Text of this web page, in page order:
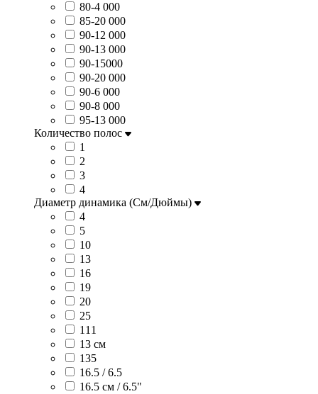
80-4 000
85-20 000
90-12 000
90-13 000
90-15000
90-20 000
90-6 000
90-8 000
95-13 000
Количество полос
1
2
3
4
Диаметр динамика (См/Дюймы)
4
5
10
13
16
19
20
25
111
13 см
135
16.5 / 6.5
16.5 см / 6.5"